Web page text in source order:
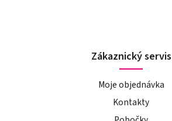
Zákaznický servis
Moje objednávka
Kontakty